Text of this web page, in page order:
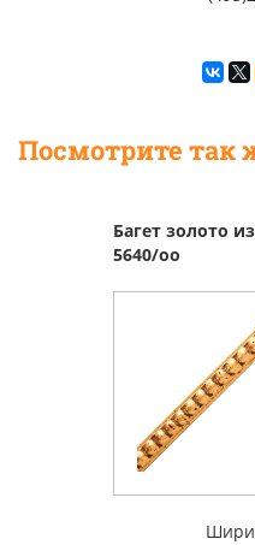
Посмотрите так
Багет золото
5640/oo